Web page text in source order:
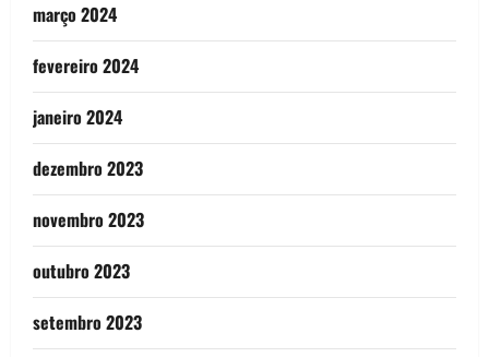
março 2024
fevereiro 2024
janeiro 2024
dezembro 2023
novembro 2023
outubro 2023
setembro 2023